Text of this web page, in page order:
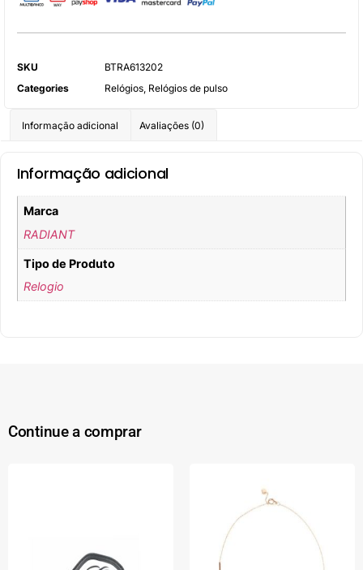
SKU
BTRA613202
Categories
Relógios, Relógios de pulso
Informação adicional Avaliações (0)
Informação adicional
Marca
RADIANT
Tipo de Produto
Relogio
Continue a comprar